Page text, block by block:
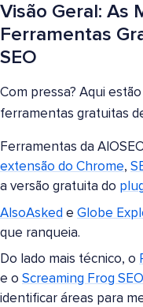
Visão Geral: As
Ferramentas
SEO
Com pressa? Aqui
ferramentas gratuitas
Ferramentas da
extensão do Chrome,
a versão gratuita do
AlsoAsked e Globe
que ranqueia.
Do lado mais técnico, o
e o Screaming Frog
identificar áreas para